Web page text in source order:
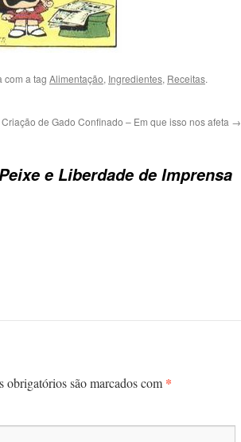
com a tag Alimentação, Ingredientes, Receitas.
Criação de Gado Confinado – Em que isso nos afeta →
e Liberdade de Imprensa
obrigatórios são marcados com *